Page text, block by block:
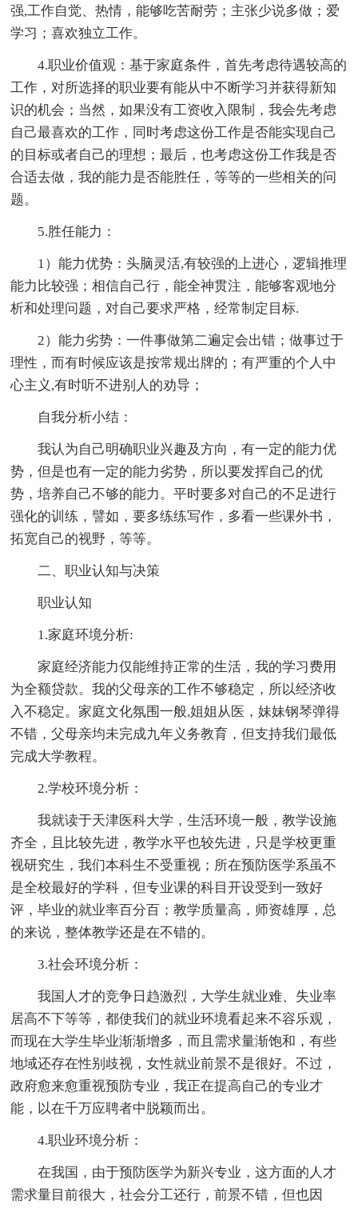
强,工作自觉、热情，能够吃苦耐劳；主张少说多做；爱
学习；喜欢独立工作。
4.职业价值观：基于家庭条件，首先考虑待遇较高的
工作，对所选择的职业要有能从中不断学习并获得新知
识的机会；当然，如果没有工资收入限制，我会先考虑
自己最喜欢的工作，同时考虑这份工作是否能实现自己
的目标或者自己的理想；最后，也考虑这份工作我是否
合适去做，我的能力是否能胜任，等等的一些相关的问
题。
5.胜任能力：
1）能力优势：头脑灵活,有较强的上进心，逻辑推理
能力比较强；相信自己行，能全神贯注，能够客观地分
析和处理问题，对自己要求严格，经常制定目标.
2）能力劣势：一件事做第二遍定会出错；做事过于
理性，而有时候应该是按常规出牌的；有严重的个人中
心主义,有时听不进别人的劝导；
自我分析小结：
我认为自己明确职业兴趣及方向，有一定的能力优
势，但是也有一定的能力劣势，所以要发挥自己的优
势，培养自己不够的能力。平时要多对自己的不足进行
强化的训练，譬如，要多练练写作，多看一些课外书，
拓宽自己的视野，等等。
二、职业认知与决策
职业认知
1.家庭环境分析:
家庭经济能力仅能维持正常的生活，我的学习费用
为全额贷款。我的父母亲的工作不够稳定，所以经济收
入不稳定。家庭文化氛围一般,姐姐从医，妹妹钢琴弹得
不错，父母亲均未完成九年义务教育，但支持我们最低
完成大学教程。
2.学校环境分析：
我就读于天津医科大学，生活环境一般，教学设施
齐全，且比较先进，教学水平也较先进，只是学校更重
视研究生，我们本科生不受重视；所在预防医学系虽不
是全校最好的学科，但专业课的科目开设受到一致好
评，毕业的就业率百分百；教学质量高，师资雄厚，总
的来说，整体教学还是在不错的。
3.社会环境分析：
我国人才的竞争日趋激烈，大学生就业难、失业率
居高不下等等，都使我们的就业环境看起来不容乐观，
而现在大学生毕业渐渐增多，而且需求量渐饱和，有些
地域还存在性别歧视，女性就业前景不是很好。不过，
政府愈来愈重视预防专业，我正在提高自己的专业才
能，以在千万应聘者中脱颖而出。
4.职业环境分析：
在我国，由于预防医学为新兴专业，这方面的人才
需求量目前很大，社会分工还行，前景不错，但也因